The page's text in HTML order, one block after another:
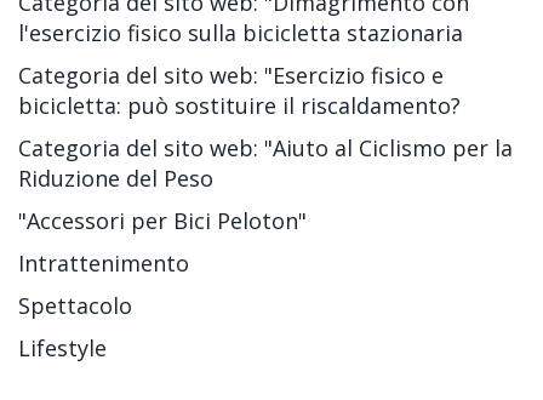
l'esercizio fisico sulla bicicletta stazionaria
Categoria del sito web: "Esercizio fisico e
bicicletta: può sostituire il riscaldamento?
Categoria del sito web: "Aiuto al Ciclismo per la
Riduzione del Peso
"Accessori per Bici Peloton"
Intrattenimento
Spettacolo
Lifestyle